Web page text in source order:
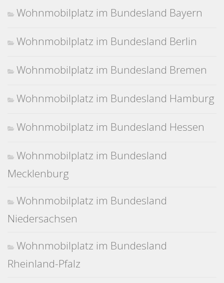
Wohnmobilplatz im Bundesland Bayern
Wohnmobilplatz im Bundesland Berlin
Wohnmobilplatz im Bundesland Bremen
Wohnmobilplatz im Bundesland Hamburg
Wohnmobilplatz im Bundesland Hessen
Wohnmobilplatz im Bundesland
Mecklenburg
Wohnmobilplatz im Bundesland
Niedersachsen
Wohnmobilplatz im Bundesland
Rheinland-Pfalz